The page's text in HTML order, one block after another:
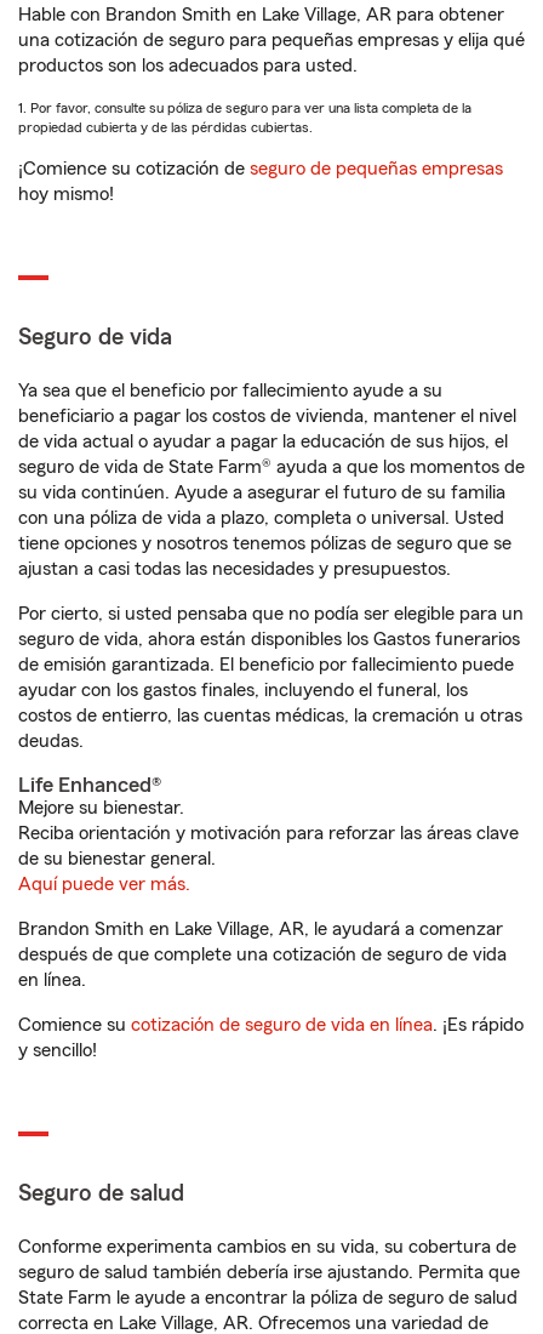
Hable con Brandon Smith en Lake Village, AR para obtener
una cotización de seguro para pequeñas empresas y elija qué
productos son los adecuados para usted.
1. Por favor, consulte su póliza de seguro para ver una lista completa de la
propiedad cubierta y de las pérdidas cubiertas.
¡Comience su cotización de seguro de pequeñas empresas
hoy mismo!
Seguro de vida
Ya sea que el beneficio por fallecimiento ayude a su
beneficiario a pagar los costos de vivienda, mantener el nivel
de vida actual o ayudar a pagar la educación de sus hijos, el
seguro de vida de State Farm® ayuda a que los momentos de
su vida continúen. Ayude a asegurar el futuro de su familia
con una póliza de vida a plazo, completa o universal. Usted
tiene opciones y nosotros tenemos pólizas de seguro que se
ajustan a casi todas las necesidades y presupuestos.
Por cierto, si usted pensaba que no podía ser elegible para un
seguro de vida, ahora están disponibles los Gastos funerarios
de emisión garantizada. El beneficio por fallecimiento puede
ayudar con los gastos finales, incluyendo el funeral, los
costos de entierro, las cuentas médicas, la cremación u otras
deudas.
Life Enhanced®
Mejore su bienestar.
Reciba orientación y motivación para reforzar las áreas clave
de su bienestar general.
Aquí puede ver más.
Brandon Smith en Lake Village, AR, le ayudará a comenzar
después de que complete una cotización de seguro de vida
en línea.
Comience su cotización de seguro de vida en línea. ¡Es rápido
y sencillo!
Seguro de salud
Conforme experimenta cambios en su vida, su cobertura de
seguro de salud también debería irse ajustando. Permita que
State Farm le ayude a encontrar la póliza de seguro de salud
correcta en Lake Village, AR. Ofrecemos una variedad de